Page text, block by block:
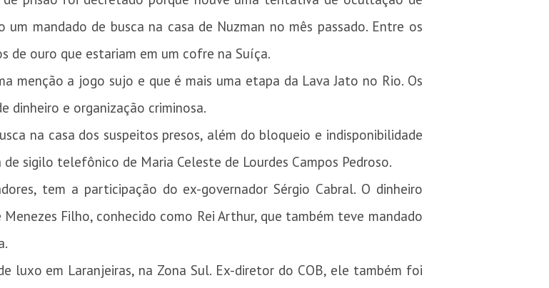
mandado de busca na casa de Nuzman no mês passado. Entre os
de ouro que estariam em um cofre na Suíça.
menção a jogo sujo e que é mais uma etapa da Lava Jato no Rio. Os
dinheiro e organização criminosa.
na casa dos suspeitos presos, além do bloqueio e indisponibilidade
sigilo telefônico de Maria Celeste de Lourdes Campos Pedroso.
tem a participação do ex-governador Sérgio Cabral. O dinheiro
Filho, conhecido como Rei Arthur, que também teve mandado
luxo em Laranjeiras, na Zona Sul. Ex-diretor do COB, ele também foi